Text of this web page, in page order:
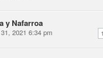
y Nafarroa
1
2021 6:34 pm